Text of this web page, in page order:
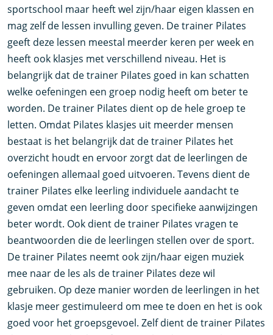
sportschool maar heeft wel zijn/haar eigen klassen en
mag zelf de lessen invulling geven. De trainer Pilates
geeft deze lessen meestal meerder keren per week en
heeft ook klasjes met verschillend niveau. Het is
belangrijk dat de trainer Pilates goed in kan schatten
welke oefeningen een groep nodig heeft om beter te
worden. De trainer Pilates dient op de hele groep te
letten. Omdat Pilates klasjes uit meerder mensen
bestaat is het belangrijk dat de trainer Pilates het
overzicht houdt en ervoor zorgt dat de leerlingen de
oefeningen allemaal goed uitvoeren. Tevens dient de
trainer Pilates elke leerling individuele aandacht te
geven omdat een leerling door specifieke aanwijzingen
beter wordt. Ook dient de trainer Pilates vragen te
beantwoorden die de leerlingen stellen over de sport.
De trainer Pilates neemt ook zijn/haar eigen muziek
mee naar de les als de trainer Pilates deze wil
gebruiken. Op deze manier worden de leerlingen in het
klasje meer gestimuleerd om mee te doen en het is ook
goed voor het groepsgevoel. Zelf dient de trainer Pilates